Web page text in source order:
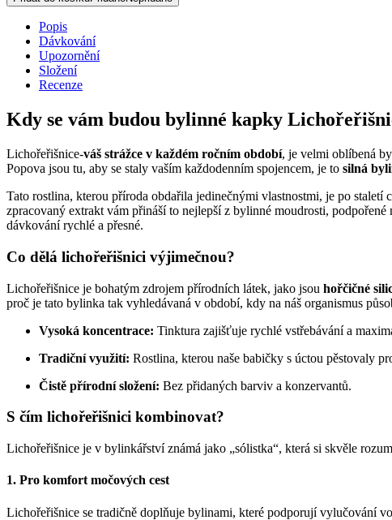
kapky,
množství
Popis
Dávkování
Upozornění
Složení
Recenze
Kdy se vám budou bylinné kapky
Lichořeřišnice-váš strážce v každém ročním období, je velmi oblíbená
Popova jsou tu, aby se staly vaším každodenním spojencem, je to silná
Tato rostlina, kterou příroda obdařila jedinečnými vlastnostmi, je po
zpracovaný extrakt vám přináší to nejlepší z bylinné moudrosti,
dávkování rychlé a přesné.
Co dělá lichořeřišnici výjimečnou?
Lichořeřišnice je bohatým zdrojem přírodních látek, jako jsou hořčičné
proč je tato bylinka tak vyhledávaná v období, kdy na náš organismus
Vysoká koncentrace: Tinktura zajišťuje rychlé vstřebávání a
Tradiční využití: Rostlina, kterou naše babičky s úctou pěstovaly
Čistě přírodní složení: Bez přidaných barviv a konzervantů.
S čím lichořeřišnici kombinovat?
Lichořeřišnice je v bylinkářství známá jako „sólistka“, která si skvěle
1. Pro komfort močových cest
Lichořeřišnice se tradičně doplňuje bylinami, které podporují vylučování